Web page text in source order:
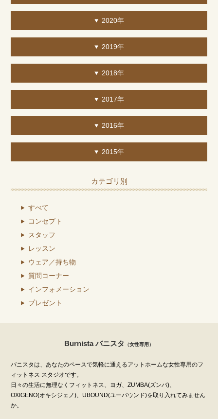
2020年
2019年
2018年
2017年
2016年
2015年
カテゴリ別
すべて
コンセプト
スタッフ
レッスン
ウェア／持ち物
質問コーナー
インフォメーション
プレゼント
Burnista バニスタ （女性専用）
バニスタは、あなたのペースで気軽に通えるアットホームな女性専用のフ
ィットネス スタジオです。
日々の生活に無理なくフィットネス、ヨガ、ZUMBA(ズンバ)、
OXIGENO(オキシジェノ)、UBOUND(ユーバウンド)を取り入れてみません
か。